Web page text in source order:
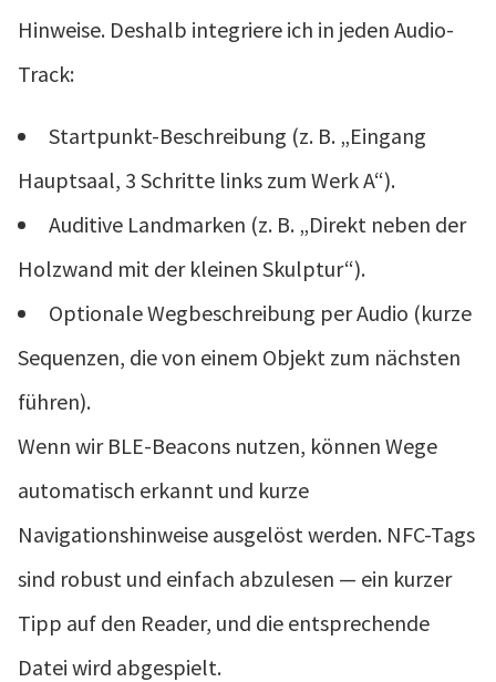
Hinweise. Deshalb integriere ich in jeden Audio-
Track:
Startpunkt-Beschreibung (z. B. „Eingang
Hauptsaal, 3 Schritte links zum Werk A“).
Auditive Landmarken (z. B. „Direkt neben der
Holzwand mit der kleinen Skulptur“).
Optionale Wegbeschreibung per Audio (kurze
Sequenzen, die von einem Objekt zum nächsten
führen).
Wenn wir BLE-Beacons nutzen, können Wege
automatisch erkannt und kurze
Navigationshinweise ausgelöst werden. NFC-Tags
sind robust und einfach abzulesen — ein kurzer
Tipp auf den Reader, und die entsprechende
Datei wird abgespielt.